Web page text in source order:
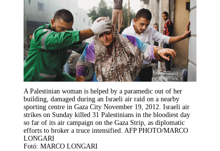
A Palestinian woman is helped by a paramedic out of her
building, damaged during an Israeli air raid on a nearby
sporting centre in Gaza City November 19, 2012. Israeli air
strikes on Sunday killed 31 Palestinians in the bloodiest day
so far of its air campaign on the Gaza Strip, as diplomatic
efforts to broker a truce intensified. AFP PHOTO/MARCO
LONGARI
Fotó: MARCO LONGARI